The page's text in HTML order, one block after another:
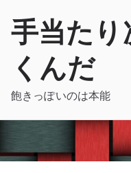
手当た
くんだ
飽きっぽいのは本能